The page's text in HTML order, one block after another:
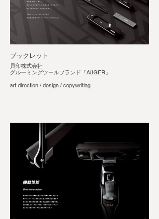
ブックレット
貝印株式会社
グルーミングツールブランド『AUGER』
art direction / design / copywriting